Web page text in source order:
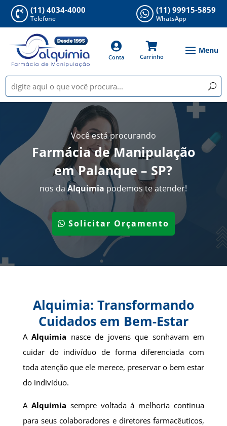
 (11) 4034-4000
Telefone  (11) 99915-5859
WhatsApp

Conta

Carrinho
Você está procurando
Farmácia de Manipulação
em Palanque – SP?
nos daAlquimia podemos te atender!
Solicitar Orçamento
Alquimia: Transformando
Cuidados em Bem-Estar
AAlquimia nasce de jovens que sonhavam em
cuidar do indivíduo de forma diferenciada com
toda atenção que ele merece, preservar o bem estar
do indivíduo.
A Alquimia sempre voltada á melhoria continua
para seus colaboradores e diretores farmacêuticos,